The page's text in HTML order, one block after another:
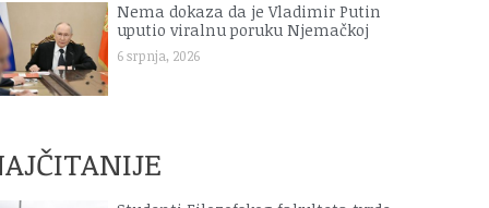
Nema dokaza da je Vladimir Putin
uputio viralnu poruku Njemačkoj
6 srpnja, 2026